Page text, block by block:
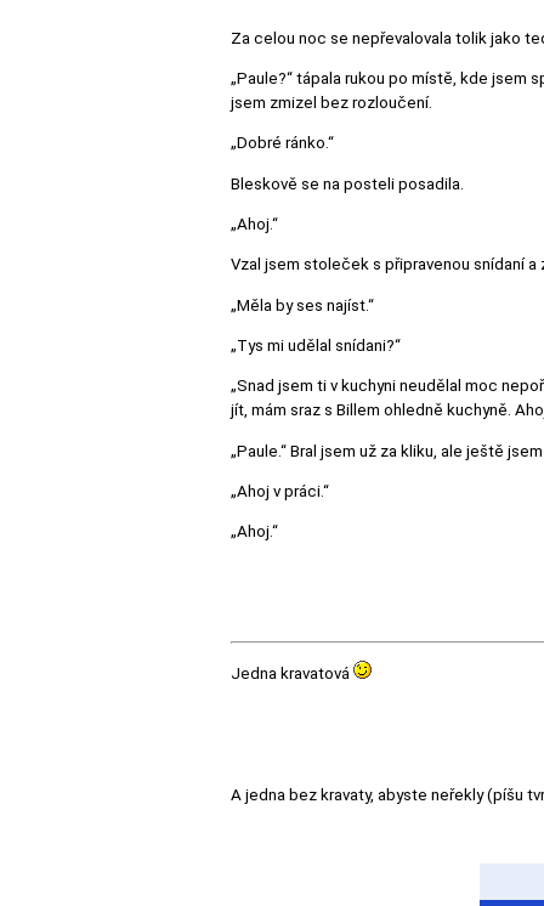
Za celou noc se nepřevalovala tolik jako
„Paule?“ tápala rukou po místě, kde jsem
jsem zmizel bez rozloučení.
„Dobré ránko.“
Bleskově se na posteli posadila.
„Ahoj.“
Vzal jsem stoleček s připravenou snídaní a
„Měla by ses najíst.“
„Tys mi udělal snídani?“
„Snad jsem ti v kuchyni neudělal moc
jít, mám sraz s Billem ohledně kuchyně.
„Paule.“ Bral jsem už za kliku, ale ještě
„Ahoj v práci.“
„Ahoj.“
Jedna kravatová
A jedna bez kravaty, abyste neřekly (píšu